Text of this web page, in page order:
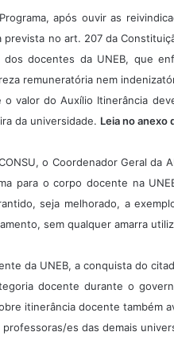
após ouvir as
prevista no art. 207 da
dos docentes da UNEB, que
remuneratória nem
valor do Auxílio Itinerância
da universidade. Leia no anexo
o Coordenador Geral da
para o corpo docente na
seja melhorado, a
sem qualquer amarra
da UNEB, a conquista do
docente durante o
itinerância docente também
es das demais